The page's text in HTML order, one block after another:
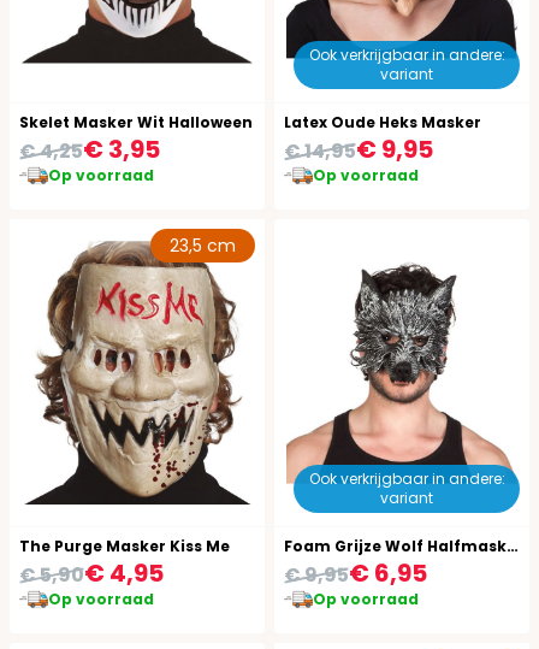
Skelet Masker Wit Halloween
€ 3,95
€ 4,25
Op voorraad
Ook verkrijgbaar in andere:
variant
Latex Oude Heks Masker
€ 9,95
€ 14,95
Op voorraad
23,5 cm
The Purge Masker Kiss Me
€ 4,95
€ 5,90
Op voorraad
Ook verkrijgbaar in andere:
variant
Foam Grijze Wolf Halfmasker
€ 6,95
€ 9,95
Op voorraad